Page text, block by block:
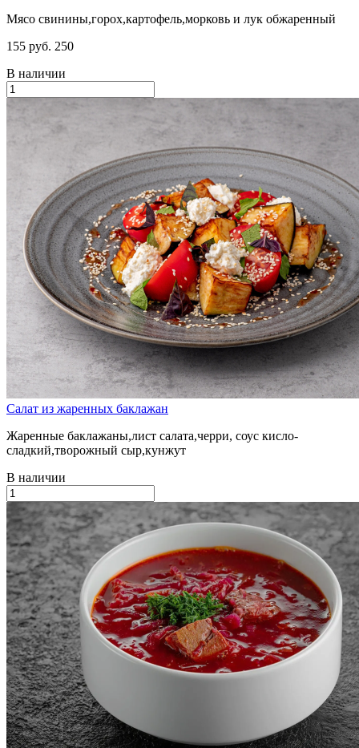
Мясо свинины,горох,картофель,морковь и лук обжаренный
155 руб. 250
В наличии
Салат из жаренных баклажан
Жаренные баклажаны,лист салата,черри, соус кисло-
сладкий,творожный сыр,кунжут
В наличии